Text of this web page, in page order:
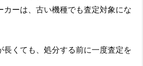
カーは、古い機種でも査定対象にな
長くても、処分する前に一度査定を